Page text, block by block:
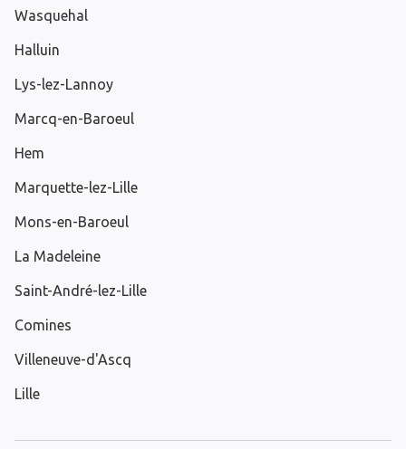
Wasquehal
Halluin
Lys-lez-Lannoy
Marcq-en-Baroeul
Hem
Marquette-lez-Lille
Mons-en-Baroeul
La Madeleine
Saint-André-lez-Lille
Comines
Villeneuve-d'Ascq
Lille